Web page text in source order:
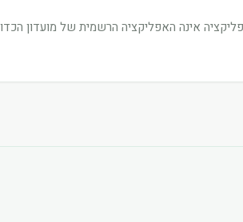
אינה האפליקציה הרשמית של מועדון